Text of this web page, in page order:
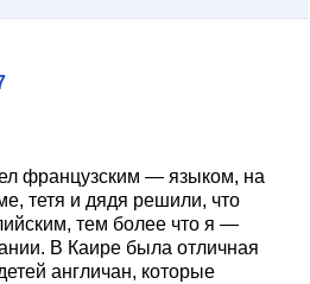
французским — языком, на
тетя и дядя решили, что
тем более что я —
В Каире была отличная
англичан, которые